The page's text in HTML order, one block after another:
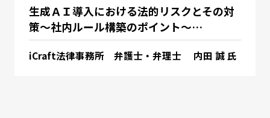
生成ＡＩ導入における法的リスクとその対
策～社内ルール構築のポイント～…
iCraft法律事務所 弁護士・弁理士 内田 誠 氏